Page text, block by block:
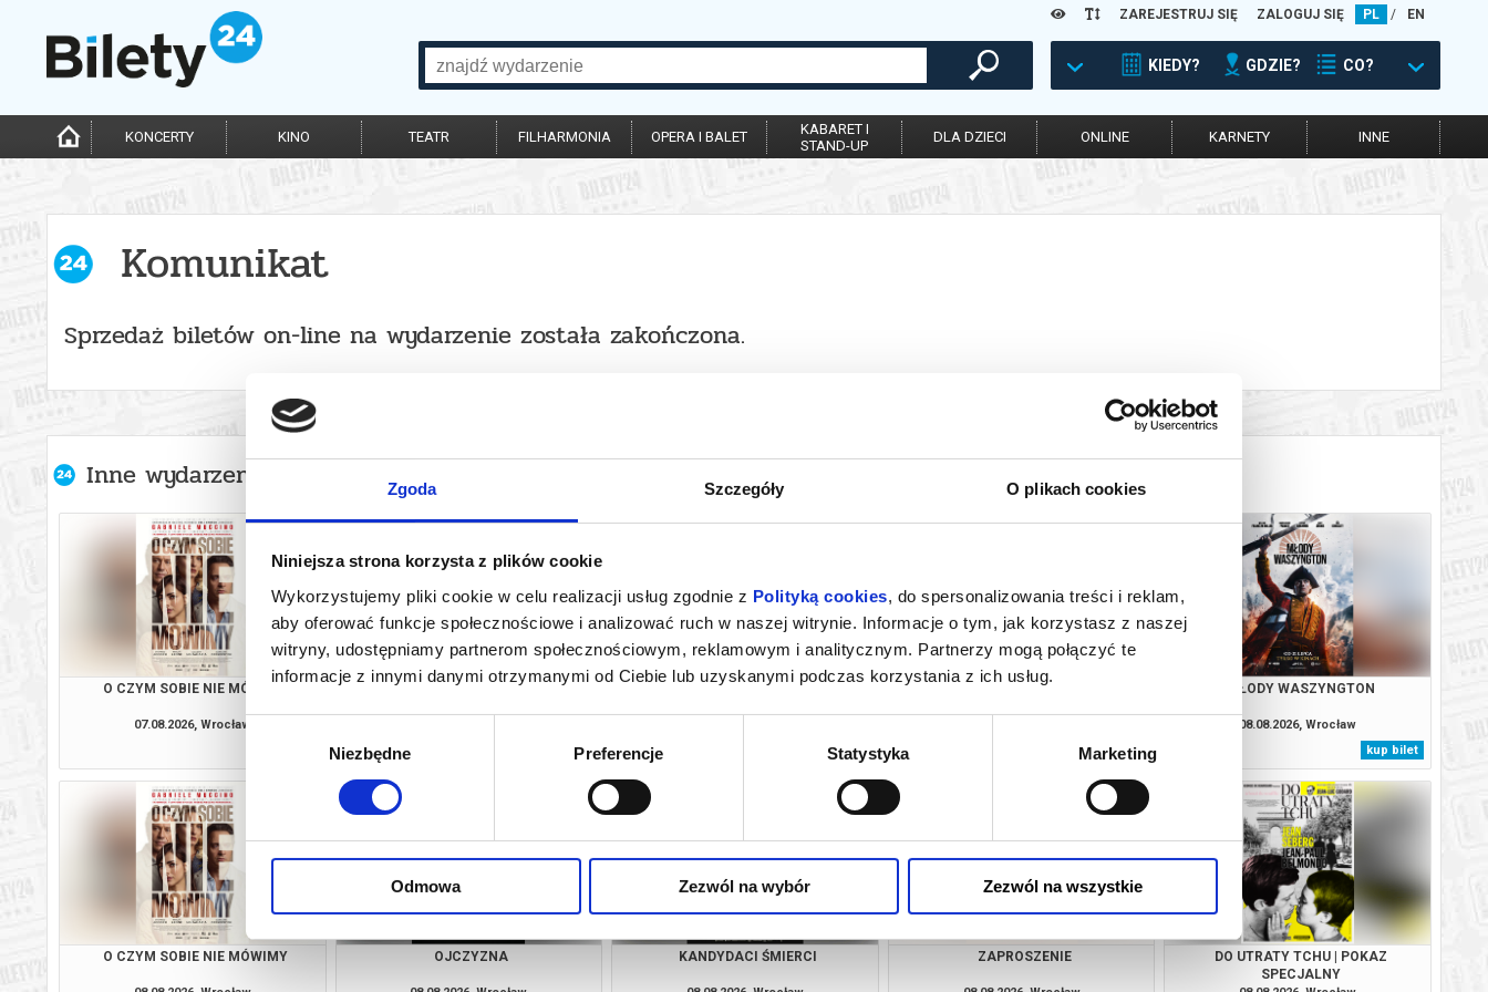
Zgoda Szczegóły O plikach cookies
Niniejsza strona korzysta z plików cookie
Wykorzystujemy pliki cookie w celu realizacji usług zgodnie z Polityką cookies, do spersonalizowania treści i reklam,
aby oferować funkcje społecznościowe i analizować ruch w naszej witrynie. Informacje o tym, jak korzystasz z naszej
witryny, udostępniamy partnerom społecznościowym, reklamowym i analitycznym. Partnerzy mogą połączyć te
informacje z innymi danymi otrzymanymi od Ciebie lub uzyskanymi podczas korzystania z ich usług.
Wybór
Niezbędne Preferencje Statystyka Marketing
Odmowa Zezwól na wybór Zezwól na wszystkie
ZAREJESTRUJ SIĘ ZALOGUJ SIĘ PL / EN
KIEDY? GDZIE? CO?
KONCERTY KINO TEATR FILHARMONIA OPERA I BALET
KABARET I
STAND-UP
DLA DZIECI ONLINE KARNETY INNE
Komunikat
Sprzedaż biletów on-line na wydarzenie została zakończona.
Inne wydarzenia organizatora
O CZYM SOBIE NIE MÓWIMY
07.08.2026, Wrocław
JEJ PIEKŁO
kup bilet
ODYSEJA
kup bilet
PEJZAŻ W KOLORZE SEPII
kup bilet
MŁODY WASZYNGTON
08.08.2026, Wrocław
kup bilet
O CZYM SOBIE NIE MÓWIMY OJCZYZNA KANDYDACI ŚMIERCI ZAPROSZENIE
DO UTRATY TCHU | POKAZ
SPECJALNY